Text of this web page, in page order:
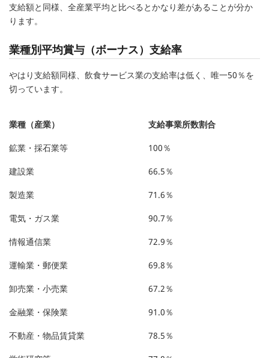
支給額と同様、全産業平均と比べるとかなり差があることが分か
ります。
業種別平均賞与（ボーナス）支給率
やはり支給額同様、飲食サービス業の支給率は低く、唯一50％を
切っています。
業種（産業） 支給事業所数割合
鉱業・採石業等 100％
建設業 66.5％
製造業 71.6％
電気・ガス業 90.7％
情報通信業 72.9％
運輸業・郵便業 69.8％
卸売業・小売業 67.2％
金融業・保険業 91.0％
不動産・物品賃貸業 78.5％